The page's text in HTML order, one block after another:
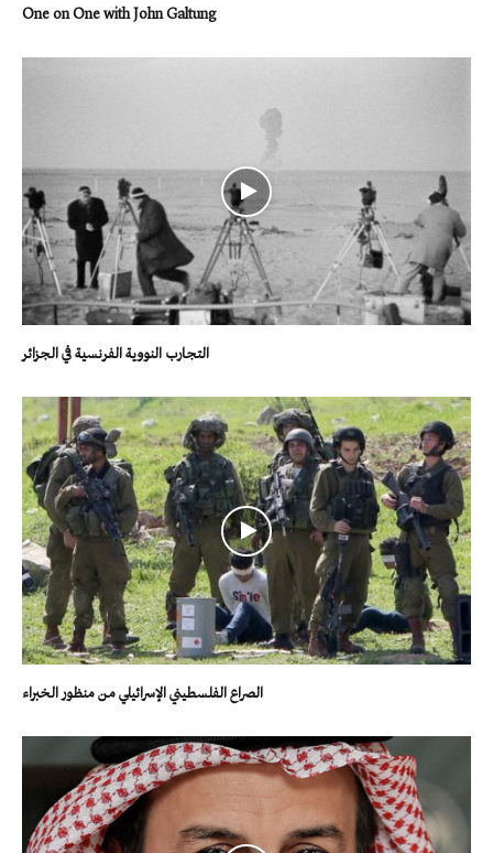
One on One with John Galtung
التجارب النووية الفرنسية في الجزائر
الصراع الفلسطيني الإسرائيلي من منظور الخبراء